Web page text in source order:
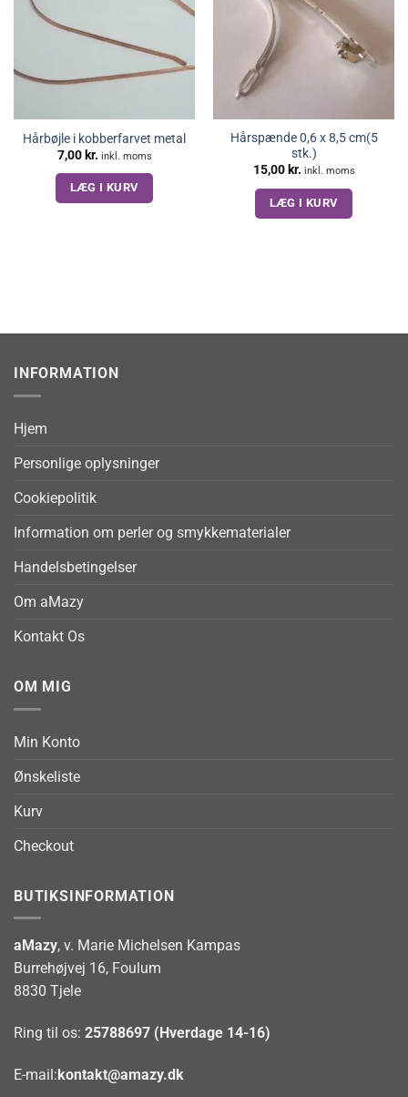
Hårbøjle i kobberfarvet metal
7,00 kr. inkl. moms
LÆG I KURV
Hårspænde 0,6 x 8,5 cm(5
stk.)
15,00 kr. inkl. moms
LÆG I KURV
INFORMATION
Hjem
Personlige oplysninger
Cookiepolitik
Information om perler og smykkematerialer
Handelsbetingelser
Om aMazy
Kontakt Os
OM MIG
Min Konto
Ønskeliste
Kurv
Checkout
BUTIKSINFORMATION
aMazy, v. Marie Michelsen Kampas
Burrehøjvej 16, Foulum
8830 Tjele
Ring til os: 25788697 (Hverdage 14-16)
E-mail:kontakt@amazy.dk